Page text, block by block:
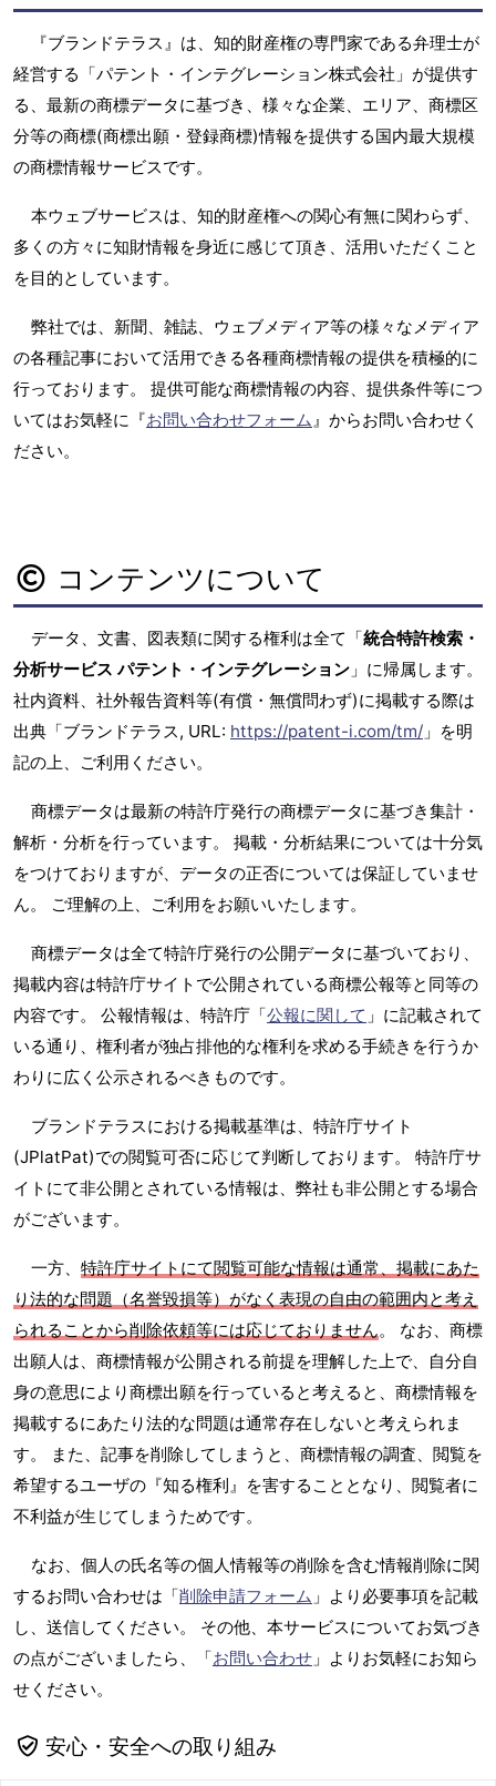
『ブランドテラス』は、知的財産権の専門家である弁理士が
経営する「パテント・インテグレーション株式会社」が提供す
る、最新の商標データに基づき、様々な企業、エリア、商標区
分等の商標(商標出願・登録商標)情報を提供する国内最大規模
の商標情報サービスです。
本ウェブサービスは、知的財産権への関心有無に関わらず、
多くの方々に知財情報を身近に感じて頂き、活用いただくこと
を目的としています。
弊社では、新聞、雑誌、ウェブメディア等の様々なメディア
の各種記事において活用できる各種商標情報の提供を積極的に
行っております。 提供可能な商標情報の内容、提供条件等につ
いてはお気軽に『お問い合わせフォーム』からお問い合わせく
ださい。
コンテンツについて
データ、文書、図表類に関する権利は全て「統合特許検索・
分析サービス パテント・インテグレーション 」に帰属します。
社内資料、社外報告資料等(有償・無償問わず)に掲載する際は
出典「ブランドテラス, URL: https://patent-i.com/tm/ 」を明
記の上、ご利用ください。
商標データは最新の特許庁発行の商標データに基づき集計・
解析・分析を行っています。 掲載・分析結果については十分気
をつけておりますが、データの正否については保証していませ
ん。 ご理解の上、ご利用をお願いいたします。
商標データは全て特許庁発行の公開データに基づいており、
掲載内容は特許庁サイトで公開されている商標公報等と同等の
内容です。 公報情報は、特許庁「公報に関して 」に記載されて
いる通り、権利者が独占排他的な権利を求める手続きを行うか
わりに広く公示されるべきものです。
ブランドテラスにおける掲載基準は、特許庁サイト
(JPlatPat)での閲覧可否に応じて判断しております。 特許庁サ
イトにて非公開とされている情報は、弊社も非公開とする場合
がございます。
一方、 特許庁サイトにて閲覧可能な情報は通常、掲載にあた
り法的な問題（名誉毀損等）がなく表現の自由の範囲内と考え
られることから削除依頼等には応じておりません。 なお、商標
出願人は、商標情報が公開される前提を理解した上で、自分自
身の意思により商標出願を行っていると考えると、商標情報を
掲載するにあたり法的な問題は通常存在しないと考えられま
す。 また、記事を削除してしまうと、商標情報の調査、閲覧を
希望するユーザの『知る権利』を害することとなり、閲覧者に
不利益が生じてしまうためです。
なお、個人の氏名等の個人情報等の削除を含む情報削除に関
するお問い合わせは「削除申請フォーム 」より必要事項を記載
し、送信してください。 その他、本サービスについてお気づき
の点がございましたら、「お問い合わせ 」よりお気軽にお知ら
せください。
安心・安全への取り組み